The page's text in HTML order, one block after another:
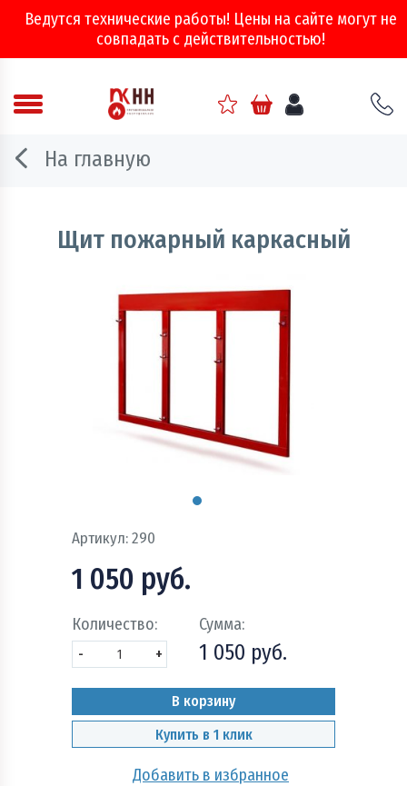
Ведутся технические работы! Цены на сайте могут не
совпадать с действительностью!
Аварийно - спасательное оборудование
Двери, ворота и люки противопожарные
Обеспечение эвакуации, знаки безопасности
Огнебиозащитные составы
Пожарно - охранная сигнализация и системы
оповещения при пожаре
Средства защиты и безопасность труда
Шкафы, щиты пожарные и инвентарь
На главную
Щит пожарный каркасный
Артикул:290
1 050 руб.
Количество:
- +
Сумма:
1 050 руб.
В корзину
Купить в 1 клик
Добавить в избранное